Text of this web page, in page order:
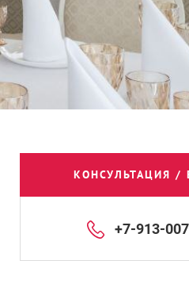
КОНСУЛЬТАЦИЯ /
+7-913-